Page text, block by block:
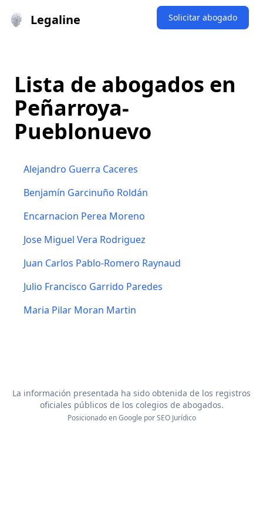
Legaline Solicitar abogado
Lista de abogados en
Peñarroya-
Pueblonuevo
Alejandro Guerra Caceres
Benjamín Garcinuño Roldán
Encarnacion Perea Moreno
Jose Miguel Vera Rodriguez
Juan Carlos Pablo-Romero Raynaud
Julio Francisco Garrido Paredes
Maria Pilar Moran Martin
La información presentada ha sido obtenida de los registros
oficiales públicos de los colegios de abogados.
Posicionado en Google porSEO Jurídico